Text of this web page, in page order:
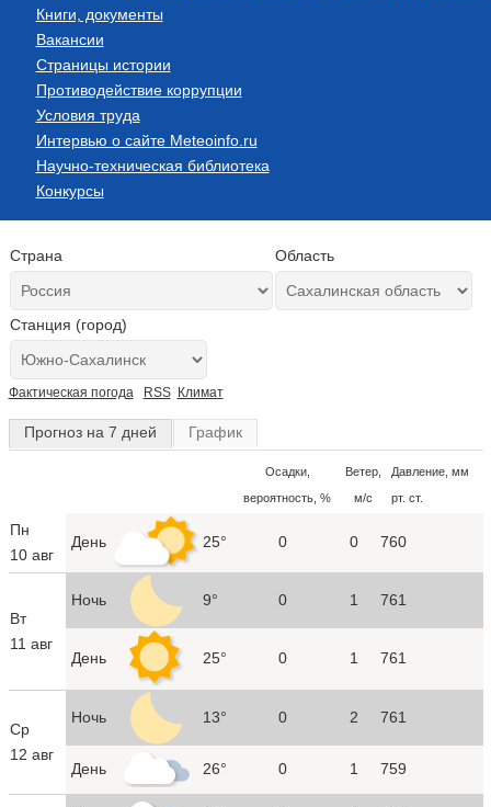
Книги, документы
Вакансии
Страницы истории
Противодействие коррупции
Условия труда
Интервью о сайте Meteoinfo.ru
Научно-техническая библиотека
Конкурсы
Страна Область
Станция (город)
Фактическая погода RSS Климат
Прогноз на 7 дней График
Осадки,
вероятность, %
Ветер,
м/с
Давление, мм
рт. ст.
Пн
10 авг
День 25° 0 0 760
Вт
11 авг
Ночь 9° 0 1 761
День 25° 0 1 761
Ср
12 авг
Ночь 13° 0 2 761
День 26° 0 1 759